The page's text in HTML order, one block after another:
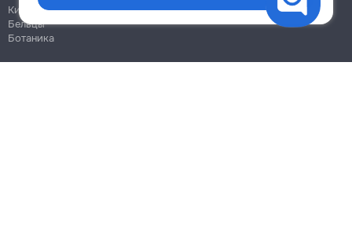
Кишинёв
Бельцы
Ботаника